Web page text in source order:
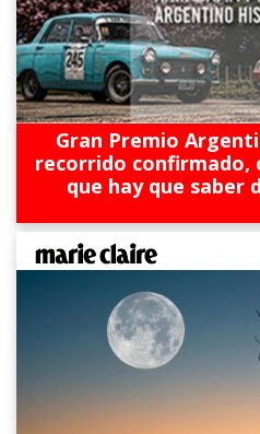
Gran Premio
recorrido
que hay que saber